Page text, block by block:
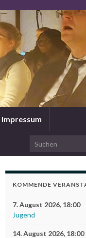
Impressum
Search for:
KOMMENDE
7. August 2026, 18:00–
Jugend
14. August 2026, 18:00